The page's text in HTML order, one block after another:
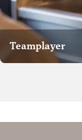
Teamplayer